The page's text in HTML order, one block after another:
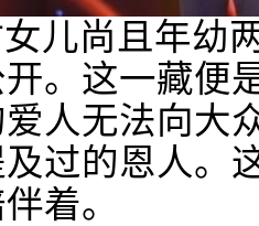
儿尚且年幼
。这一藏便
人无法向大
过的恩人。
着。